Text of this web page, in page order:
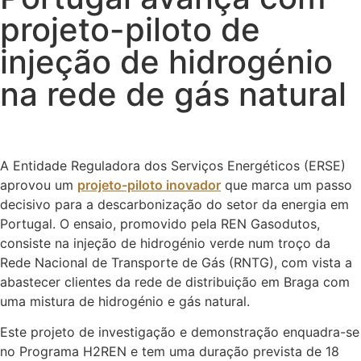
projeto-piloto de
injeção de hidrogénio
na rede de gás natural
A Entidade Reguladora dos Serviços Energéticos (ERSE)
aprovou um projeto-piloto inovador que marca um passo
decisivo para a descarbonização do setor da energia em
Portugal. O ensaio, promovido pela REN Gasodutos,
consiste na injeção de hidrogénio verde num troço da
Rede Nacional de Transporte de Gás (RNTG), com vista a
abastecer clientes da rede de distribuição em Braga com
uma mistura de hidrogénio e gás natural.
Este projeto de investigação e demonstração enquadra-se
no Programa H2REN e tem uma duração prevista de 18